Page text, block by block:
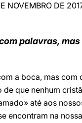
NOVEMBRO DE
palavras,
a boca, mas
que nenhum
até aos
encontram na